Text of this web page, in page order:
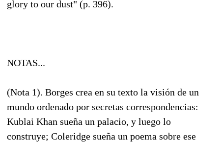
glory to our dust" (p. 396).
NOTAS...
(Nota 1). Borges crea en su texto la visión de un
mundo ordenado por secretas correspondencias:
Kublai Khan sueña un palacio, y luego lo
construye; Coleridge sueña un poema sobre ese